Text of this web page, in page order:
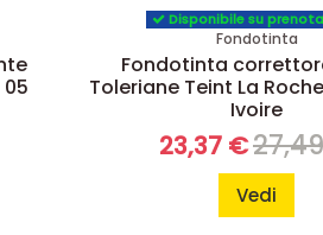
Disponibile su
Fondotinta
Fondotinta
Toleriane Teint La
Ivoire
23,37 €
Vedi